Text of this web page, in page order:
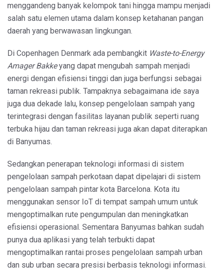
menggandeng banyak kelompok tani hingga mampu menjadi
salah satu elemen utama dalam konsep ketahanan pangan
daerah yang berwawasan lingkungan.
Di Copenhagen Denmark ada pembangkit Waste-to-Energy
Amager Bakkeyang dapat mengubah sampah menjadi
energi dengan efisiensi tinggi dan juga berfungsi sebagai
taman rekreasi publik. Tampaknya sebagaimana ide saya
juga dua dekade lalu, konsep pengelolaan sampah yang
terintegrasi dengan fasilitas layanan publik seperti ruang
terbuka hijau dan taman rekreasi juga akan dapat diterapkan
di Banyumas.
Sedangkan penerapan teknologi informasi di sistem
pengelolaan sampah perkotaan dapat dipelajari di sistem
pengelolaan sampah pintar kota Barcelona. Kota itu
menggunakan sensor IoT di tempat sampah umum untuk
mengoptimalkan rute pengumpulan dan meningkatkan
efisiensi operasional. Sementara Banyumas bahkan sudah
punya dua aplikasi yang telah terbukti dapat
mengoptimalkan rantai proses pengelolaan sampah urban
dan sub urban secara presisi berbasis teknologi informasi.